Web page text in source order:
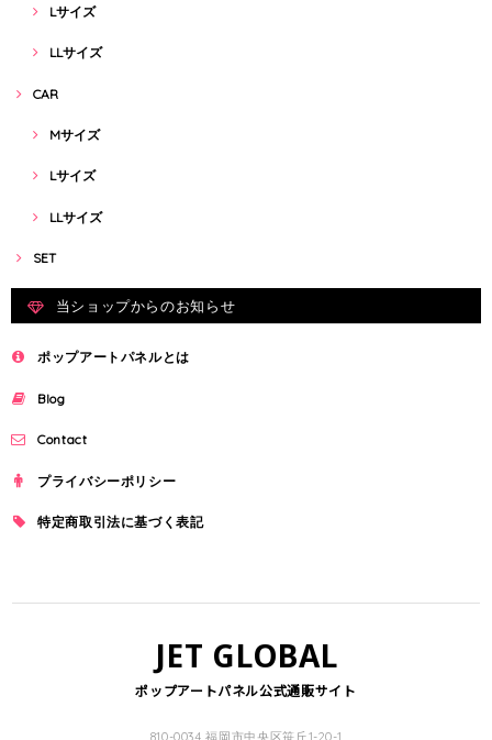
Lサイズ
LLサイズ
CAR
Mサイズ
Lサイズ
LLサイズ
SET
当ショップからのお知らせ
ポップアートパネルとは
Blog
Contact
プライバシーポリシー
特定商取引法に基づく表記
JET GLOBAL
ポップアートパネル公式通販サイト
810-0034 福岡市中央区笹丘1-20-1